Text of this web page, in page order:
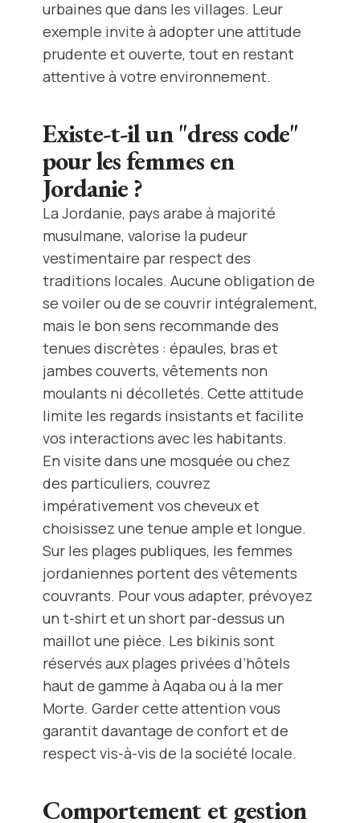
urbaines que dans les villages. Leur
exemple invite à adopter une attitude
prudente et ouverte, tout en restant
attentive à votre environnement.
Existe-t-il un "dress code"
pour les femmes en
Jordanie ?
La Jordanie, pays arabe à majorité
musulmane, valorise la pudeur
vestimentaire par respect des
traditions locales. Aucune obligation de
se voiler ou de se couvrir intégralement,
mais le bon sens recommande des
tenues discrètes : épaules, bras et
jambes couverts, vêtements non
moulants ni décolletés. Cette attitude
limite les regards insistants et facilite
vos interactions avec les habitants.
En visite dans une mosquée ou chez
des particuliers, couvrez
impérativement vos cheveux et
choisissez une tenue ample et longue.
Sur les plages publiques, les femmes
jordaniennes portent des vêtements
couvrants. Pour vous adapter, prévoyez
un t-shirt et un short par-dessus un
maillot une pièce. Les bikinis sont
réservés aux plages privées d’hôtels
haut de gamme à Aqaba ou à la mer
Morte. Garder cette attention vous
garantit davantage de confort et de
respect vis-à-vis de la société locale.
Comportement et gestion